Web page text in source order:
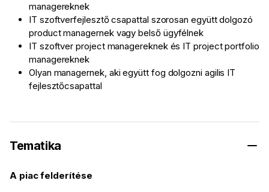
managereknek
IT szoftverfejlesztő csapattal szorosan együtt dolgozó
product managernek vagy belső ügyfélnek
IT szoftver project managereknek és IT project portfolio
managereknek
Olyan managernek, aki együtt fog dolgozni agilis IT
fejlesztőcsapattal
Tematika
A piac felderítése